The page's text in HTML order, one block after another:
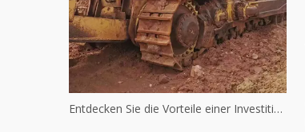
Entdecken Sie die Vorteile einer Investition in gebrauchte Komatsu-Maschinen